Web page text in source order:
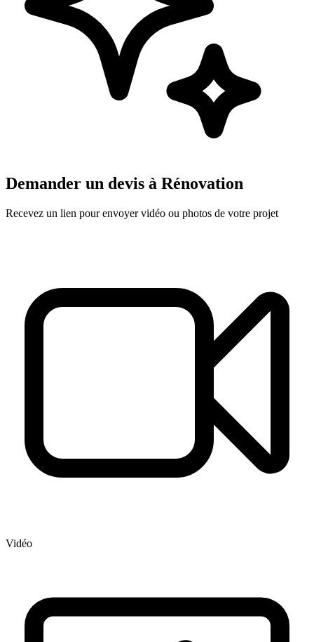
Demander un devis à Rénovation
Recevez un lien pour envoyer vidéo ou photos de votre projet
Vidéo